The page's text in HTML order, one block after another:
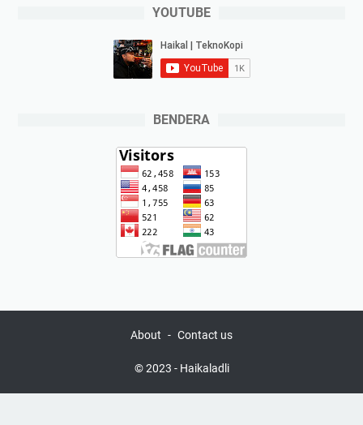
YOUTUBE
BENDERA
About Contact us
© 2023 - Haikaladli